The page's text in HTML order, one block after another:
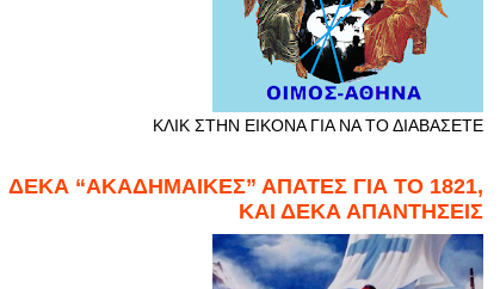
ΚΛΙΚ ΣΤΗΝ ΕΙΚΟΝΑ ΓΙΑ ΝΑ ΤΟ ΔΙΑΒΑΣΕΤΕ
ΔΕΚΑ “ΑΚΑΔΗΜΑΙΚΕΣ” ΑΠΑΤΕΣ ΓΙΑ ΤΟ 1821,
ΚΑΙ ΔΕΚΑ ΑΠΑΝΤΗΣΕΙΣ